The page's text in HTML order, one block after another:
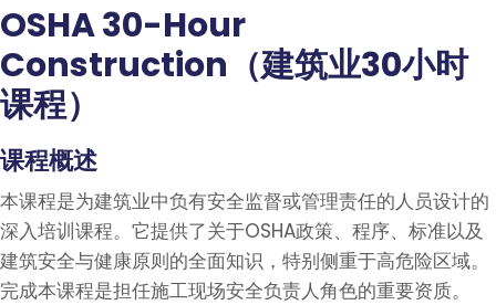
OSHA 30-Hour
Construction（建筑业30小时
课程）
课程概述
本课程是为建筑业中负有安全监督或管理责任的人员设计的
深入培训课程。它提供了关于OSHA政策、程序、标准以及
建筑安全与健康原则的全面知识，特别侧重于高危险区域。
完成本课程是担任施工现场安全负责人角色的重要资质。